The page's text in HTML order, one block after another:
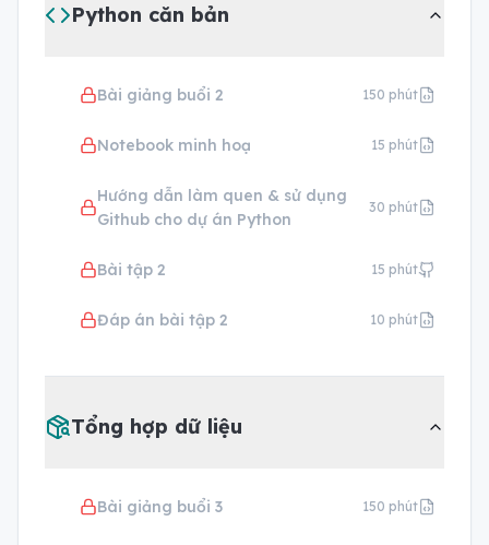
Python căn bản
Bài giảng buổi 2 150 phút
Notebook minh hoạ 15 phút
Hướng dẫn làm quen & sử dụng
Github cho dự án Python
30 phút
Bài tập 2 15 phút
Đáp án bài tập 2 10 phút
Tổng hợp dữ liệu
Bài giảng buổi 3 150 phút